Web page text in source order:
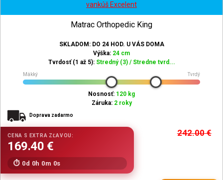
vankúš Excelent
Matrac Orthopedic King
SKLADOM: DO 24 HOD. U VÁS DOMA
Výška: 24 cm
Tvrdosť (1 až 5): Stredný (3) / Stredne tvrd...
Mäkký Tvrdý
Nosnosť: 120 kg
Záruka: 2 roky
Doprava zadarmo
242.00€
0d 0h 0m 0s